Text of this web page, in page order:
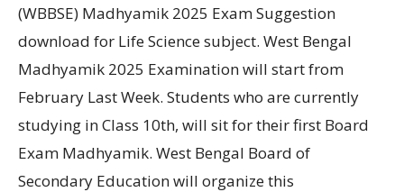
(WBBSE) Madhyamik 2025 Exam Suggestion
download for Life Science subject. West Bengal
Madhyamik 2025 Examination will start from
February Last Week. Students who are currently
studying in Class 10th, will sit for their first Board
Exam Madhyamik. West Bengal Board of
Secondary Education will organize this